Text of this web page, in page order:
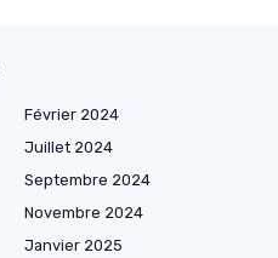
Février 2024
Juillet 2024
Septembre 2024
Novembre 2024
Janvier 2025